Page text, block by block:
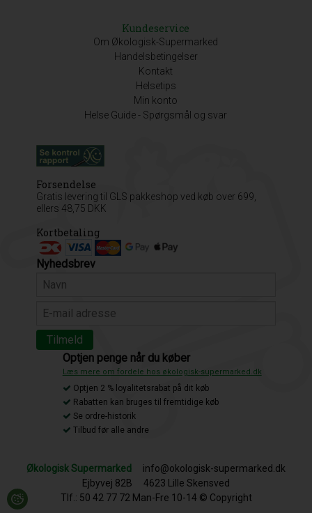
Kundeservice
Om Økologisk-Supermarked
Handelsbetingelser
Kontakt
Helsetips
Min konto
Helse Guide - Spørgsmål og svar
Forsendelse
Gratis levering til GLS pakkeshop ved køb over 699,
ellers 48,75 DKK
Kortbetaling
Nyhedsbrev
Optjen penge når du køber
Læs mere om fordele hos økologisk-supermarked.dk
Optjen 2 % loyalitetsrabat på dit køb
Rabatten kan bruges til fremtidige køb
Se ordre-historik
Tilbud før alle andre
Økologisk Supermarked
info@okologisk-supermarked.dk
Ejbyvej 82B
4623 Lille Skensved
Tlf.: 50 42 77 72 Man-Fre 10-14 © Copyright